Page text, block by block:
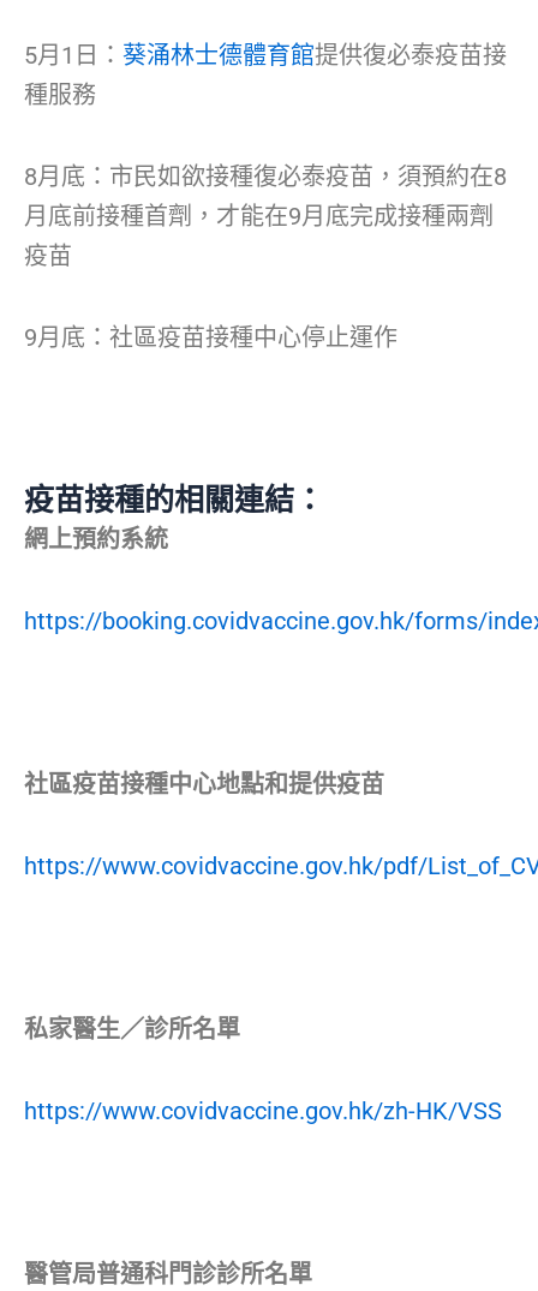
5月1日： 葵涌林士德體育館提供復必泰疫苗接
種服務
8月底：市民如欲接種復必泰疫苗，須預約在8
月底前接種首劑，才能在9月底完成接種兩劑
疫苗
9月底：社區疫苗接種中心停止運作
疫苗接種的相關連結：
網上預約系統
https://booking.covidvaccine.gov.hk/forms/
社區疫苗接種中心地點和提供疫苗
https://www.covidvaccine.gov.hk/pdf/
私家醫生／診所名單
https://www.covidvaccine.gov.hk/zh-HK/VSS
醫管局普通科門診診所名單